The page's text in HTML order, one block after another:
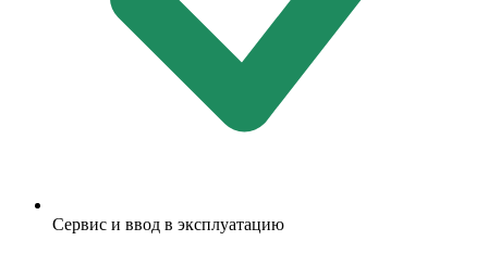
Сервис и ввод в эксплуатацию